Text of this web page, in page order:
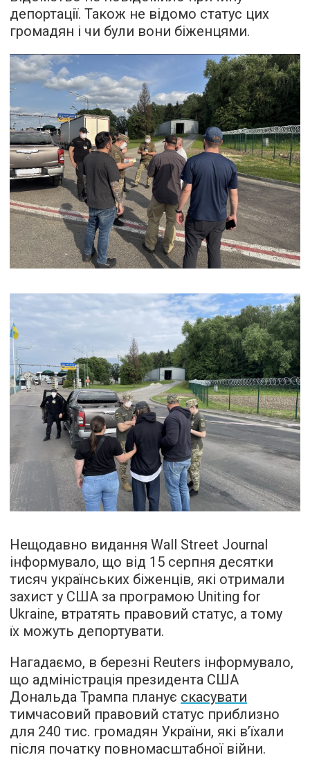
депортації. Також не відомо статус цих
громадян і чи були вони біженцями.
Нещодавно видання Wall Street Journal
інформувало, що від 15 серпня десятки
тисяч українських біженців, які отримали
захист у США за програмою Uniting for
Ukraine, втратять правовий статус, а тому
їх можуть депортувати.
Нагадаємо, в березні Reuters інформувало,
що адміністрація президента США
Дональда Трампа планує скасувати
тимчасовий правовий статус приблизно
для 240 тис. громадян України, які в’їхали
після початку повномасштабної війни.